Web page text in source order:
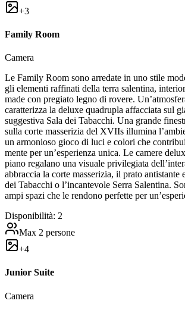
+3
Family Room
Camera
Le Family Room sono arredate in uno stile
gli elementi raffinati della terra salentina,
made con pregiato legno di rovere.
caratterizza la deluxe quadrupla affacciata sul
suggestiva Sala dei Tabacchi. Una grande
sulla corte masserizia del XVIIs illumina
un armonioso gioco di luci e colori che
mente per un’esperienza unica. Le camere
piano regalano una visuale privilegiata
abbraccia la corte masserizia, il prato antistante
dei Tabacchi o l’incantevole Serra Salentina.
ampi spazi che le rendono perfette per
Disponibilità: 2
Max 2 persone
+4
Junior Suite
Camera